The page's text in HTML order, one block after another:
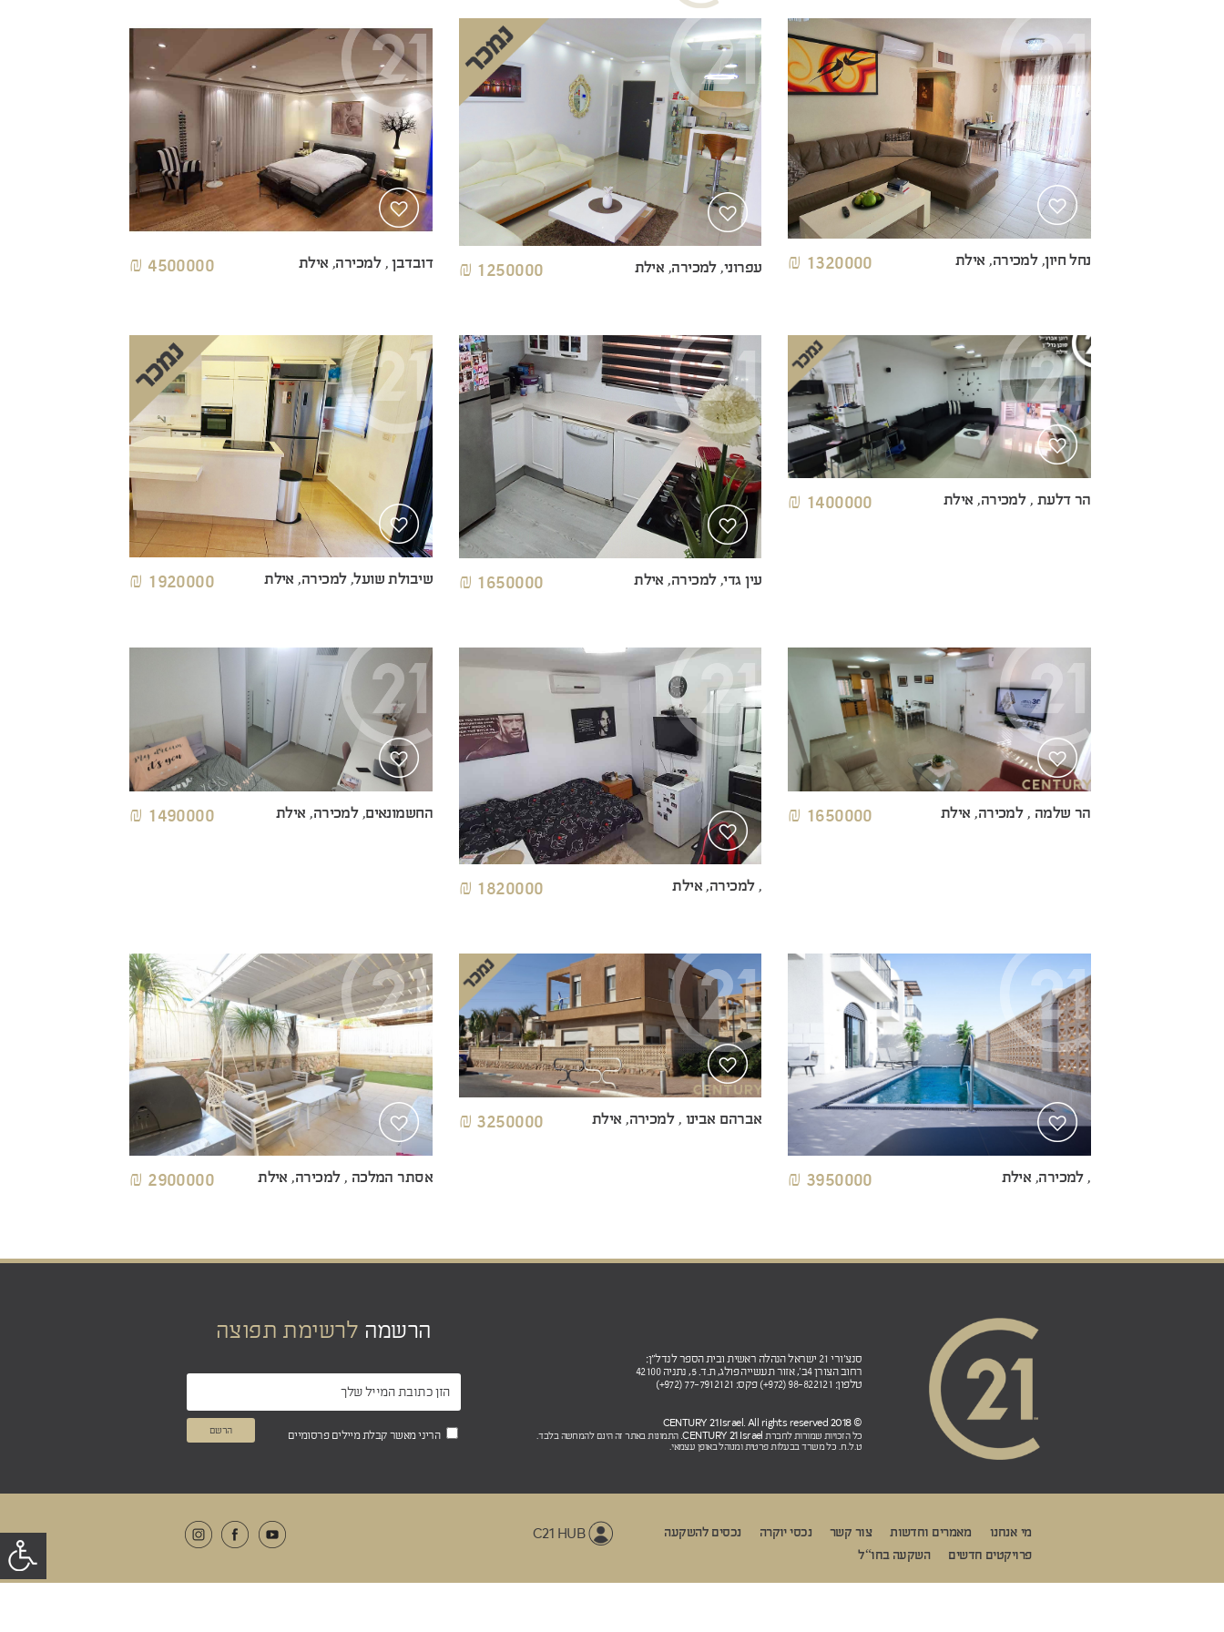
דובדבן , למכירה, אילת 4500000 ₪ עפרוני, למכירה, אילת 1250000 ₪ נחל חיון, למכירה, אילת 1320000 ₪
שיבולת שועל, למכירה, אילת 1920000 ₪ עין גדי, למכירה, אילת 1650000 ₪
הר דלעת , למכירה, אילת 1400000 ₪
החשמונאים, למכירה, אילת 1490000 ₪
, למכירה, אילת 1820000 ₪
הר שלמה , למכירה, אילת 1650000 ₪
אסתר המלכה , למכירה, אילת 2900000 ₪
אברהם אבינו , למכירה, אילת 3250000 ₪
, למכירה, אילת 3950000 ₪
סנצ'ורי 21 ישראל הנהלה ראשית ובית הספר לנדל"ן:
רחוב הצורן 4ב', אזור תעשייה פולג, ת.ד. 5, נתניה 42100
טלפון: 98-822121 (972+) פקס: 77-7912121 (972+)
© 2018 CENTURY 21 Israel. All rights reserved
כל הזכויות שמורות לחברת CENTURY 21 Israel. התמונות באתר זה הינם להמחשה בלבד.
ט.ל.ח. כל משרד בבעלות פרטית ומנוהל באופן עצמאי.
הרשמה לרשימת תפוצה
הריני מאשר קבלת מיילים פרסומיים
מי אנחנו מאמרים וחדשות צור קשר נכסי יוקרה
נכסים להשקעה
פרויקטים חדשים
השקעה בחו“ל
C21 HUB